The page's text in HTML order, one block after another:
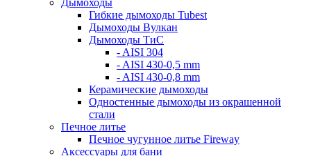
Дымоходы
Гибкие дымоходы Tubest
Дымоходы Вулкан
Дымоходы ТиС
- AISI 304
- AISI 430-0,5 mm
- AISI 430-0,8 mm
Керамические дымоходы
Одностенные дымоходы из окрашенной
стали
Печное литье
Печное чугунное литье Fireway
Аксессуары для бани